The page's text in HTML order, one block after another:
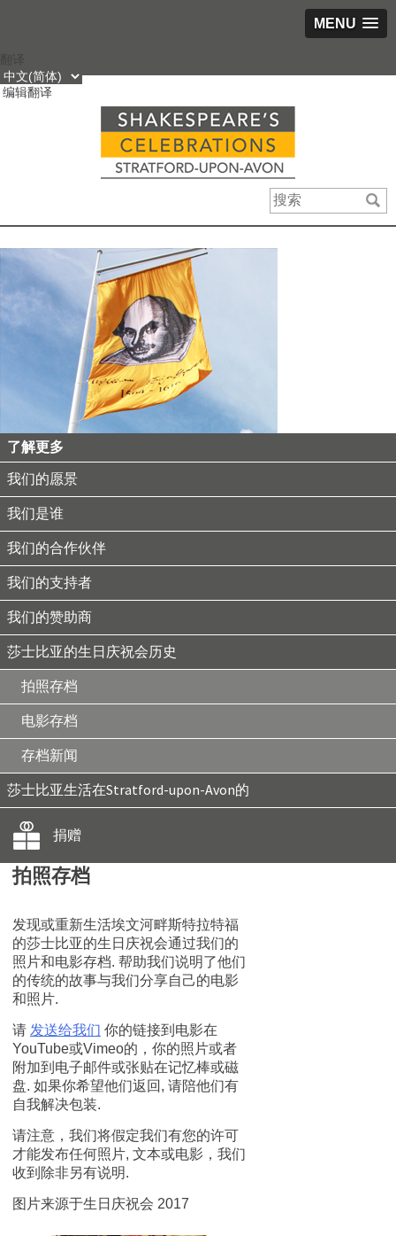
MENU
到
内
编辑翻译
了解更多
我们的愿景
我们是谁
我们的合作伙伴
我们的支持者
我们的赞助商
莎士比亚的生日庆祝会历史
拍照存档
电影存档
存档新闻
莎士比亚生活在Stratford-upon-Avon的
捐赠
拍照存档
发现或重新生活埃文河畔斯特拉特福
的莎士比亚的生日庆祝会通过我们的
照片和电影存档. 帮助我们说明了他们
的传统的故事与我们分享自己的电影
和照片.
请 发送给我们 你的链接到电影在
YouTube或Vimeo的，你的照片或者
附加到电子邮件或张贴在记忆棒或磁
盘. 如果你希望他们返回, 请陪他们有
自我解决包装.
请注意，我们将假定我们有您的许可
才能发布任何照片, 文本或电影，我们
收到除非另有说明.
图片来源于生日庆祝会 2017